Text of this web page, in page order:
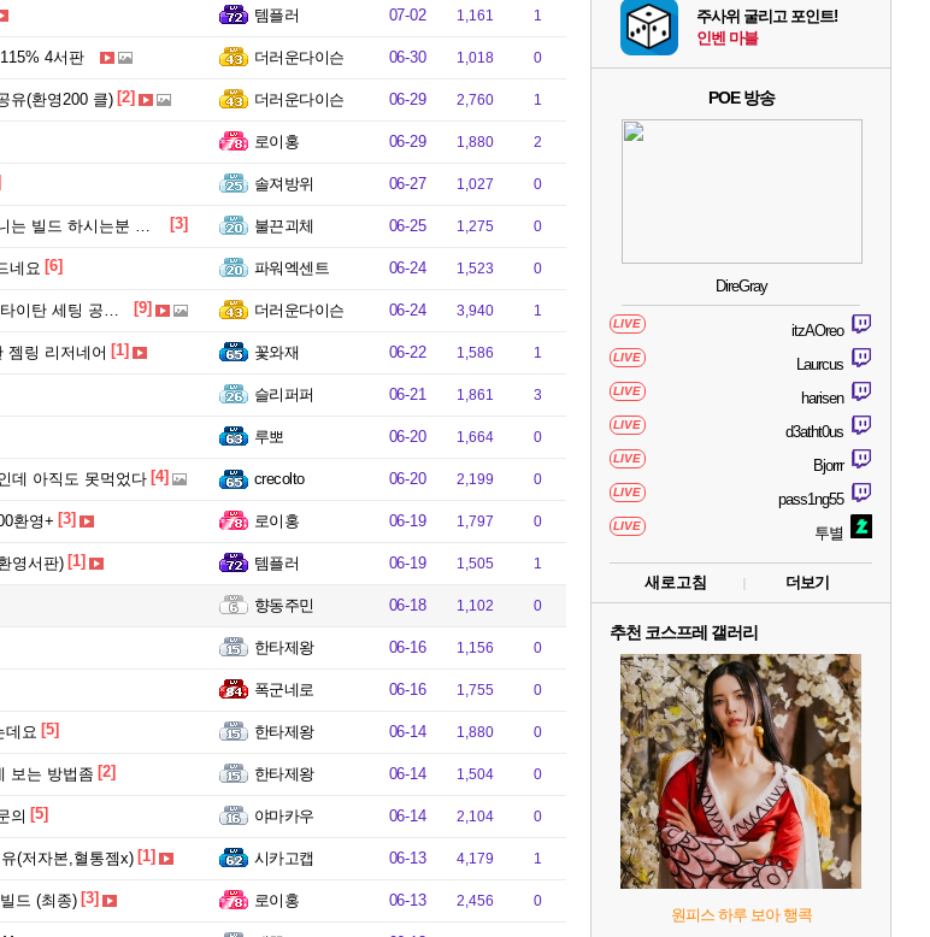
템플러 07-02 1,161 1
4서판 더러운다이슨 06-30 1,018 0
유(환영200 클) [2] 더러운다이슨 06-29 2,760 1
로이홍 06-29 1,880 2
솔져방위 06-27 1,027 0
하시는분 계실까요? [3] 불끈괴체 06-25 1,275 0
네요 [6] 파워엑센트 06-24 1,523 0
공유 (환영 200 클) [9] 더러운다이슨 06-24 3,940 1
젬링 리저네어 [1] 꽃와재 06-22 1,586 1
슬리퍼퍼 06-21 1,861 3
루뽀 06-20 1,664 0
데 아직도 못먹었다 [4] crecolto 06-20 2,199 0
환영+ [3] 로이홍 06-19 1,797 0
영서판) [1] 템플러 06-19 1,505 1
향동주민 06-18 1,102 0
한타제왕 06-16 1,156 0
폭군네로 06-16 1,755 0
데요 [5] 한타제왕 06-14 1,880 0
보는 방법좀 [2] 한타제왕 06-14 1,504 0
의 [5] 야마카우 06-14 2,104 0
(저자본,혈통젬x) [1] 시카고캡 06-13 4,179 1
드 (최종) [3] 로이홍 06-13 2,456 0
주사위 굴리고 포인트!
인벤 마블
POE 방송
DireGray
LIVE itzAOreo
LIVE Laurcus
LIVE harisen
LIVE d3atht0us
LIVE Bjorrr
LIVE pass1ng55
LIVE 투별
새로고침 더보기
추천 코스프레 갤러리
원피스 하루 보아 행콕